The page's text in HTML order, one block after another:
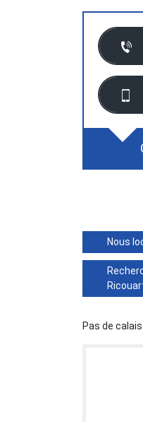
Nous
Pas de calais